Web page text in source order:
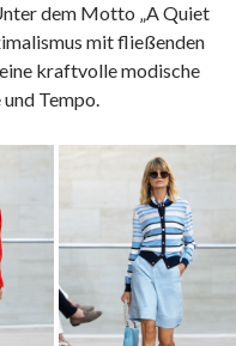
dem Motto „A Quiet
mit fließenden
kraftvolle modische
Tempo.